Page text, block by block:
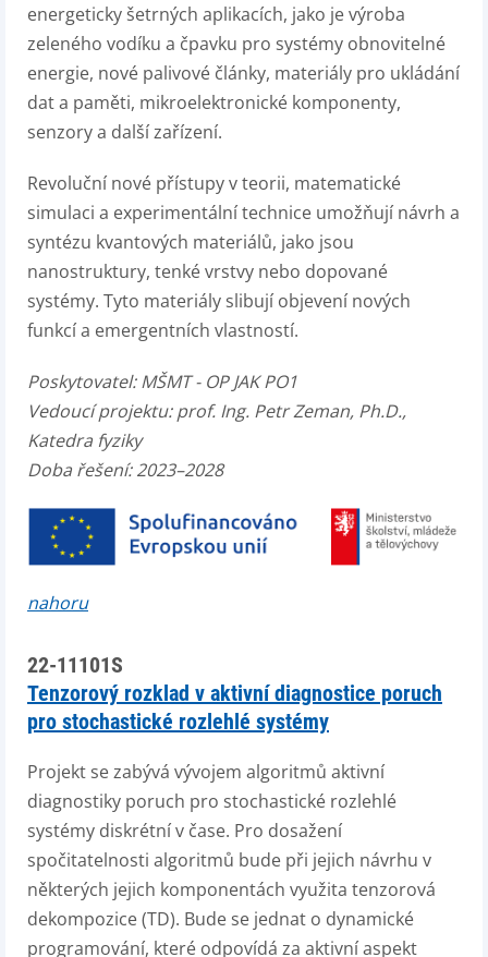
energeticky šetrných aplikacích, jako je výroba
zeleného vodíku a čpavku pro systémy obnovitelné
energie, nové palivové články, materiály pro ukládání
dat a paměti, mikroelektronické komponenty,
senzory a další zařízení.
Revoluční nové přístupy v teorii, matematické
simulaci a experimentální technice umožňují návrh a
syntézu kvantových materiálů, jako jsou
nanostruktury, tenké vrstvy nebo dopované
systémy. Tyto materiály slibují objevení nových
funkcí a emergentních vlastností.
Poskytovatel: MŠMT - OP JAK PO1
Vedoucí projektu: prof. Ing. Petr Zeman, Ph.D.,
Katedra fyziky
Doba řešení: 2023–2028
nahoru
22-11101S
Tenzorový rozklad v aktivní diagnostice poruch
pro stochastické rozlehlé systémy
Projekt se zabývá vývojem algoritmů aktivní
diagnostiky poruch pro stochastické rozlehlé
systémy diskrétní v čase. Pro dosažení
spočitatelnosti algoritmů bude při jejich návrhu v
některých jejich komponentách využita tenzorová
dekompozice (TD). Bude se jednat o dynamické
programování, které odpovídá za aktivní aspekt